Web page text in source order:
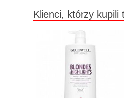
Klienci, którzy kupili